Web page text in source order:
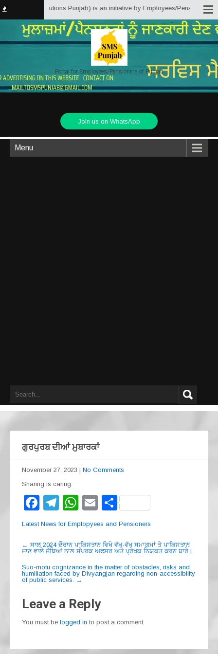
Matter Solutions Punjab) is an initiative by Employees/Pensioners of
Portal for Employees/Pensioners of Punjab
Join us on WhatsApp
Menu
ਗੁਰਪੁਰਬ ਦੀਆਂ ਮੁਬਾਰਕਾਂ
November 27, 2023 | No Comments
Sharing is caring:
F
a
e
b
o
k
T
el
gr
a
m
W
h
s
A
p
E
m
S
h
e
Latest News for Emplopyees and Pensioners
Post
navigation
← ਸਾਲ 2024 ਦੌਰਾਨ ਪਾਕਿਸਤਾਨ ਵਿਖੇ ਵੱਖ-ਵੱਖ ਸਮਾਗਮਾਂ ਤੇ ਪਾਕਿਸਤਾਨ
ਜਾਣ ਵਾਲੇ ਜੱਥਿਆਂ ਨਾਲ ਸੰਪਰਕ ਅਫਸਰ ਅਤੇ ਪ੍ਰੇਖਕ ਨਿਯੁਕਤ ਕਰਨ ਬਾਰੇ।
Suo-motu cognizance in the matter of obstacles, risks and
humiliation faced by Divyangjan regarding non-accessibility
of public services. →
Leave a Reply
You must be logged in to post a comment.